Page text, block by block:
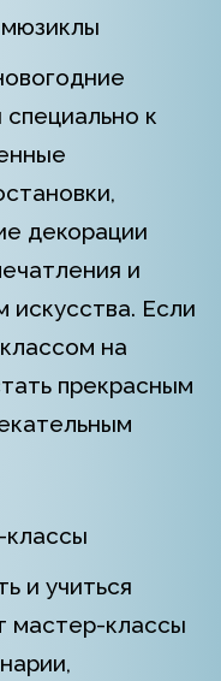
к
декорации
и
искусства. Если
на
прекрасным
и учиться
мастер-классы